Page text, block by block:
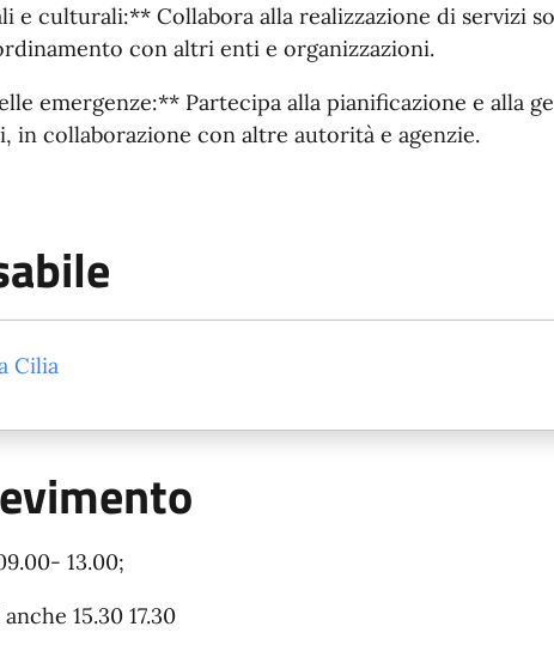
e culturali:** Collabora alla realizzazione di servizi
con altri enti e organizzazioni.
emergenze:** Partecipa alla pianificazione e alla
in collaborazione con altre autorità e agenzie.
Cilia
13.00;
15.30 17.30